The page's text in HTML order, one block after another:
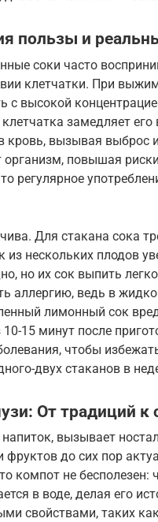
пользы и
соки часто
клетчатки. При
с высокой
замедляет
кровь, вызывая выброс
организм, повышая
регулярное
Для стакана сока
из нескольких плодов
но их сок выпить
аллергию, ведь в
лимонный сок
15 минут после
чтобы
двух стаканов в
От традиций
напиток, вызывает
до сих пор
компот не бесполезен:
в воде, делая его
свойствами, таких